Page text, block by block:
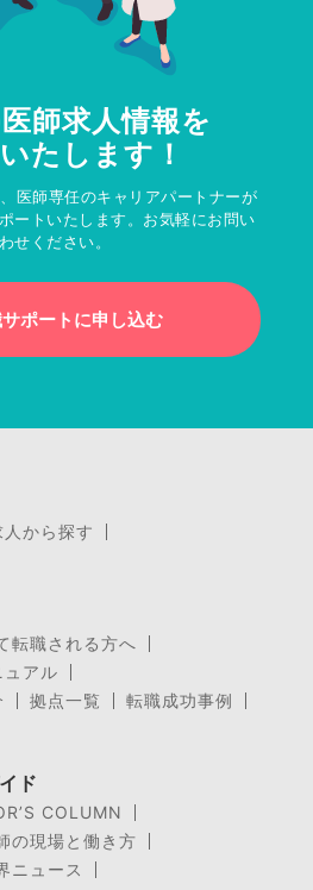
師求人情報を
たします！
医師専任のキャリアパートナーが
ートいたします。お気軽にお問い
せください。
ポートに申し込む
から探す
転職される方へ
アル
拠点一覧
転職成功事例
ド
COLUMN
の現場と働き方
ニュース